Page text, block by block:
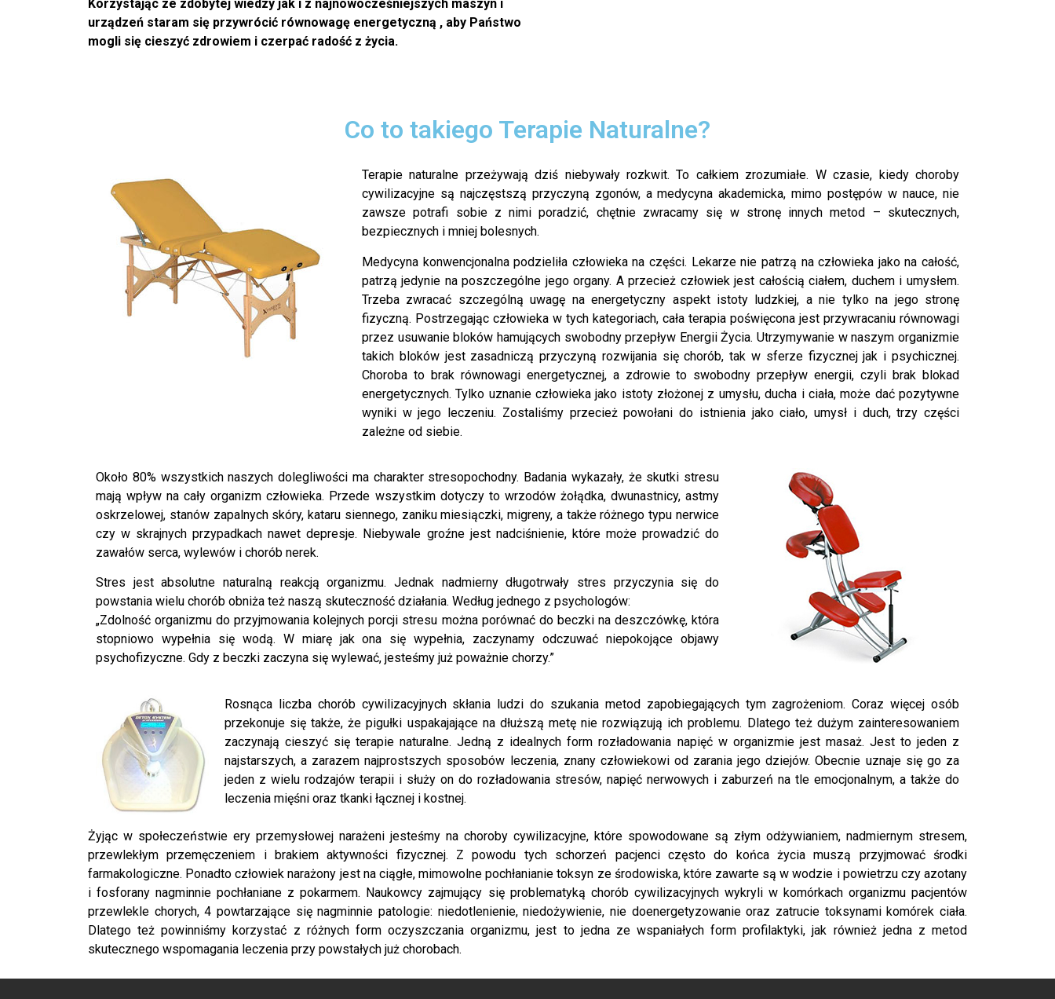
Korzystając ze zdobytej wiedzy jak i z najnowocześniejszych maszyn i
urządzeń staram się przywrócić równowagę energetyczną , aby Państwo
mogli się cieszyć zdrowiem i czerpać radość z życia.
Co to takiego Terapie Naturalne?
Terapie naturalne przeżywają dziś niebywały rozkwit. To całkiem zrozumiałe. W czasie, kiedy choroby
cywilizacyjne są najczęstszą przyczyną zgonów, a medycyna akademicka, mimo postępów w nauce, nie
zawsze potrafi sobie z nimi poradzić, chętnie zwracamy się w stronę innych metod – skutecznych,
bezpiecznych i mniej bolesnych.
Medycyna konwencjonalna podzieliła człowieka na części. Lekarze nie patrzą na człowieka jako na całość,
patrzą jedynie na poszczególne jego organy. A przecież człowiek jest całością ciałem, duchem i umysłem.
Trzeba zwracać szczególną uwagę na energetyczny aspekt istoty ludzkiej, a nie tylko na jego stronę
fizyczną. Postrzegając człowieka w tych kategoriach, cała terapia poświęcona jest przywracaniu równowagi
przez usuwanie bloków hamujących swobodny przepływ Energii Życia. Utrzymywanie w naszym organizmie
takich bloków jest zasadniczą przyczyną rozwijania się chorób, tak w sferze fizycznej jak i psychicznej.
Choroba to brak równowagi energetycznej, a zdrowie to swobodny przepływ energii, czyli brak blokad
energetycznych. Tylko uznanie człowieka jako istoty złożonej z umysłu, ducha i ciała, może dać pozytywne
wyniki w jego leczeniu. Zostaliśmy przecież powołani do istnienia jako ciało, umysł i duch, trzy części
zależne od siebie.
Około 80% wszystkich naszych dolegliwości ma charakter stresopochodny. Badania wykazały, że skutki stresu
mają wpływ na cały organizm człowieka. Przede wszystkim dotyczy to wrzodów żołądka, dwunastnicy, astmy
oskrzelowej, stanów zapalnych skóry, kataru siennego, zaniku miesiączki, migreny, a także różnego typu nerwice
czy w skrajnych przypadkach nawet depresje. Niebywale groźne jest nadciśnienie, które może prowadzić do
zawałów serca, wylewów i chorób nerek.
Stres jest absolutne naturalną reakcją organizmu. Jednak nadmierny długotrwały stres przyczynia się do
powstania wielu chorób obniża też naszą skuteczność działania. Według jednego z psychologów:
„Zdolność organizmu do przyjmowania kolejnych porcji stresu można porównać do beczki na deszczówkę, która
stopniowo wypełnia się wodą. W miarę jak ona się wypełnia, zaczynamy odczuwać niepokojące objawy
psychofizyczne. Gdy z beczki zaczyna się wylewać, jesteśmy już poważnie chorzy.”
Rosnąca liczba chorób cywilizacyjnych skłania ludzi do szukania metod zapobiegających tym zagrożeniom. Coraz więcej osób
przekonuje się także, że pigułki uspakajające na dłuższą metę nie rozwiązują ich problemu. Dlatego też dużym zainteresowaniem
zaczynają cieszyć się terapie naturalne. Jedną z idealnych form rozładowania napięć w organizmie jest masaż. Jest to jeden z
najstarszych, a zarazem najprostszych sposobów leczenia, znany człowiekowi od zarania jego dziejów. Obecnie uznaje się go za
jeden z wielu rodzajów terapii i służy on do rozładowania stresów, napięć nerwowych i zaburzeń na tle emocjonalnym, a także do
leczenia mięśni oraz tkanki łącznej i kostnej.
Żyjąc w społeczeństwie ery przemysłowej narażeni jesteśmy na choroby cywilizacyjne, które spowodowane są złym odżywianiem, nadmiernym stresem,
przewlekłym przemęczeniem i brakiem aktywności fizycznej. Z powodu tych schorzeń pacjenci często do końca życia muszą przyjmować środki
farmakologiczne. Ponadto człowiek narażony jest na ciągłe, mimowolne pochłanianie toksyn ze środowiska, które zawarte są w wodzie i powietrzu czy azotany
i fosforany nagminnie pochłaniane z pokarmem. Naukowcy zajmujący się problematyką chorób cywilizacyjnych wykryli w komórkach organizmu pacjentów
przewlekle chorych, 4 powtarzające się nagminnie patologie: niedotlenienie, niedożywienie, nie doenergetyzowanie oraz zatrucie toksynami komórek ciała.
Dlatego też powinniśmy korzystać z różnych form oczyszczania organizmu, jest to jedna ze wspaniałych form profilaktyki, jak również jedna z metod
skutecznego wspomagania leczenia przy powstałych już chorobach.